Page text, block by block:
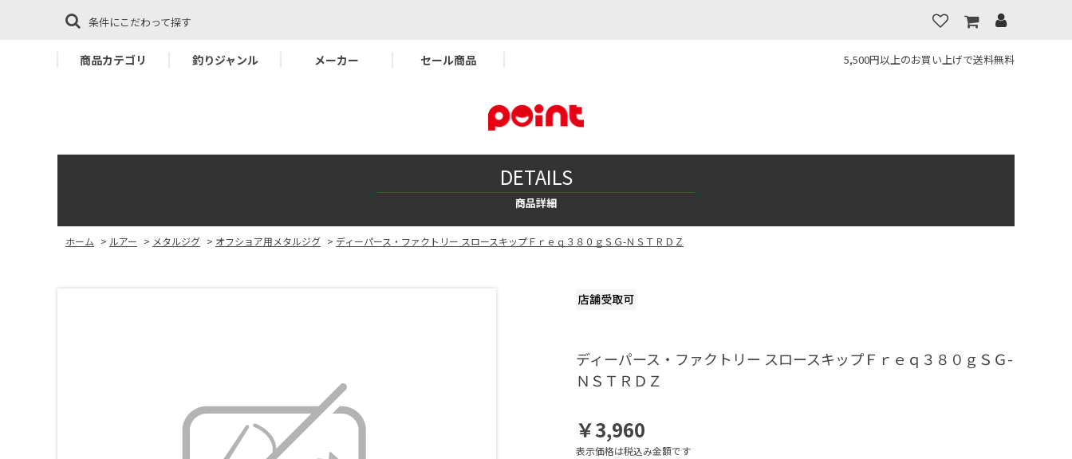
条件にこだわって探す
商品カテゴリ 釣りジャンル メーカー セール商品 5,500円以上のお買い上げで送料無料
DETAILS
商品詳細
ホーム > ルアー > メタルジグ > オフショア用メタルジグ > ディーパース・ファクトリー スロースキップＦｒｅｑ３８０ｇＳＧ-ＮＳＴＲＤＺ
ディーパース・ファクトリー スロースキップＦｒｅｑ３８０ｇＳＧ-
ＮＳＴＲＤＺ
￥3,960
表示価格は税込み金額です